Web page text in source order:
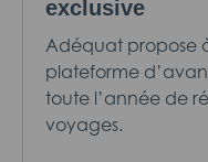
exclusive
Adéquat propose
plateforme
toute l’année de
voyages.